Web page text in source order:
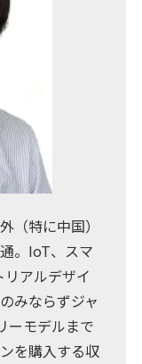
（特に中国）
。IoT、スマ
アルデザイ
みならずジャ
ーモデルまで
を購入する収